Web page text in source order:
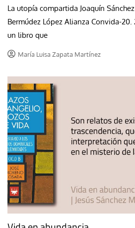
La utopía compartida Joaquín
Bermúdez López Alianza Convida-20.
un libro que
María Luisa Zapata Martínez